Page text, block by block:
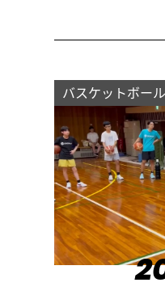
バスケットボー